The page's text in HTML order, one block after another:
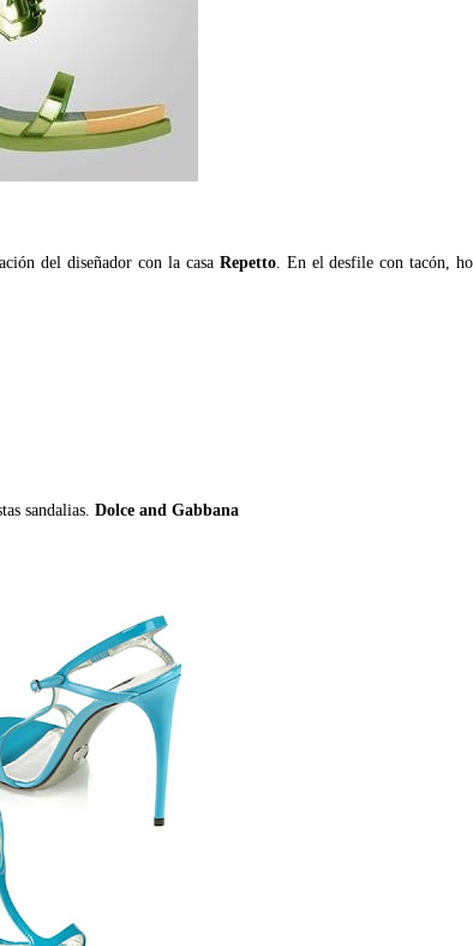
del diseñador con la casa Repetto. En el desfile con tacón,
sandalias. Dolce and Gabbana